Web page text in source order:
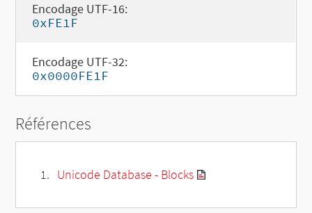
Encodage UTF-16:
0xFE1F
Encodage UTF-32:
0x0000FE1F
Références
Unicode Database - Blocks